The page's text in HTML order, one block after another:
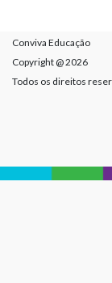
Conviva Educação
Copyright @ 2026
Todos os direitos